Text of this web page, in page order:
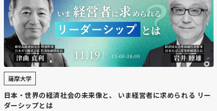
薩摩大学
日本・世界の経済社会の未来像と、 いま経営者に求められる リー
ダーシップとは